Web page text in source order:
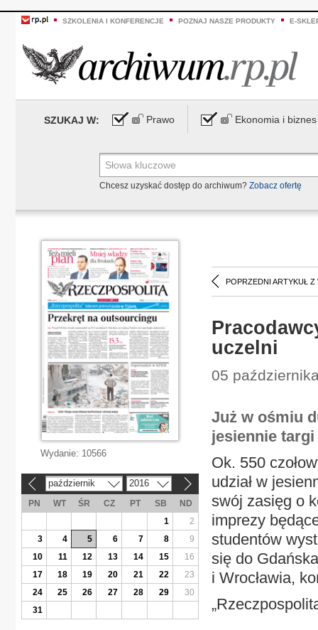
SZKOLENIA I KONFERENCJE POZNAJ NASZE PRODUKTY E-
SZUKAJ W: Prawo Ekonomia i biznes
Chcesz uzyskać dostęp do archiwum? Zobacz ofertę
POPRZEDNI ARTYKUŁ Z
uczelni
05
Już w ośmiu
jesiennie
Ok. 550
udział w
swój zasięg o
imprezy
studentów
się do
i Wrocławia,
Wydanie: 10566
październik 2016
PN WT ŚR CZ PT SB
ND
1
2
3
4 5 6 7 8
9
10
11 12 13 14 15
16
17
18 19 20 21 22
23
24
25 26 27 28 29
30
31